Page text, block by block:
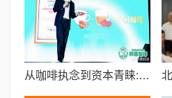
从咖啡执念到资本青睐:邦德咖啡创始人的差异化破局之路